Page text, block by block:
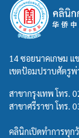
14 ซอยนาคเกษม แ
เขตป้อมปราบศัตรูพ่
สาขากรุงเทพ โทร.
สาขาศรีราชา โทร.
คลินิกเปิดทำการทุก